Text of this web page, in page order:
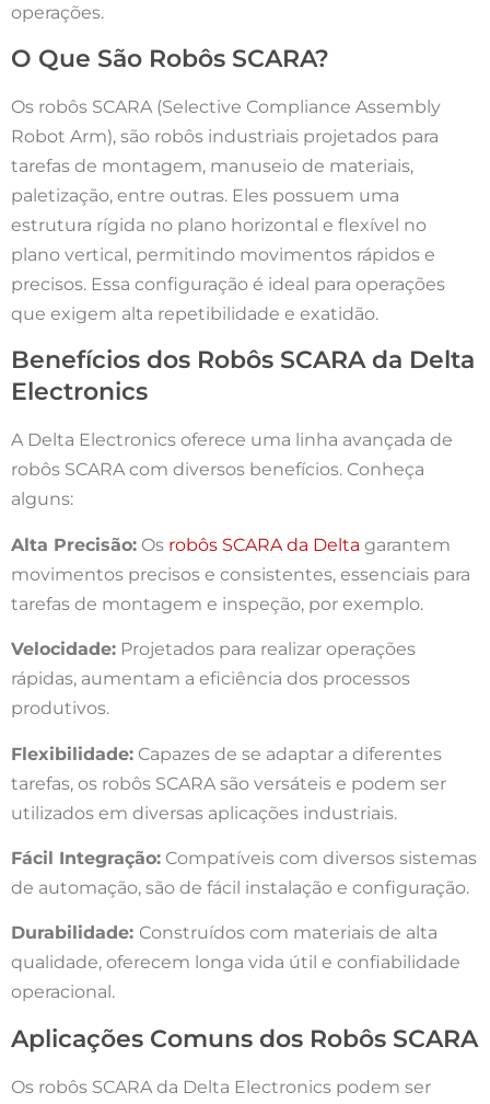
operações.
O Que São Robôs SCARA?
Os robôs SCARA (Selective Compliance Assembly
Robot Arm), são robôs industriais projetados para
tarefas de montagem, manuseio de materiais,
paletização, entre outras. Eles possuem uma
estrutura rígida no plano horizontal e flexível no
plano vertical, permitindo movimentos rápidos e
precisos. Essa configuração é ideal para operações
que exigem alta repetibilidade e exatidão.
Benefícios dos Robôs SCARA da Delta
Electronics
A Delta Electronics oferece uma linha avançada de
robôs SCARA com diversos benefícios. Conheça
alguns:
Alta Precisão: Os robôs SCARA da Delta garantem
movimentos precisos e consistentes, essenciais para
tarefas de montagem e inspeção, por exemplo.
Velocidade: Projetados para realizar operações
rápidas, aumentam a eficiência dos processos
produtivos.
Flexibilidade: Capazes de se adaptar a diferentes
tarefas, os robôs SCARA são versáteis e podem ser
utilizados em diversas aplicações industriais.
Fácil Integração: Compatíveis com diversos sistemas
de automação, são de fácil instalação e configuração.
Durabilidade: Construídos com materiais de alta
qualidade, oferecem longa vida útil e confiabilidade
operacional.
Aplicações Comuns dos Robôs SCARA
Os robôs SCARA da Delta Electronics podem ser